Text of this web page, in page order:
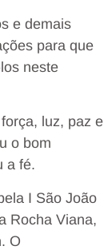
e demais
para que
neste
luz, paz e
o bom
a fé.
I São João
Rocha Viana,
O